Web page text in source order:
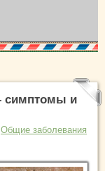
симптомы и
Общие заболевания